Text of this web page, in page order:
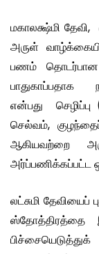
மகாலக்ஷ்மி
அருள்
பணம் தொடர்பான
பாதுகாப்பதாக
என்பது
செல்வம்,
ஆகியவற்றை
அர்ப்பணிக்கப்பட்ட
லட்சுமி தேவியைப்
ஸ்தோத்திரத்தை